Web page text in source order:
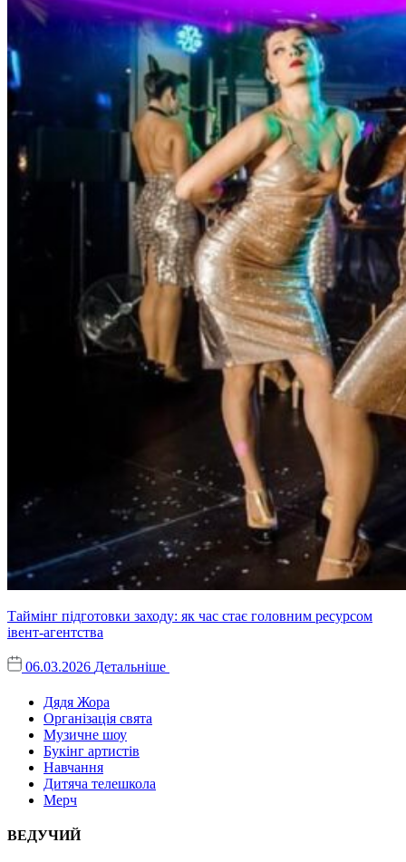
Таймінг підготовки заходу: як час стає головним ресурсом
івент-агентства
06.03.2026 Детальніше
Дядя Жора
Організація свята
Музичне шоу
Букінг артистів
Навчання
Дитяча телешкола
Мерч
ВЕДУЧИЙ